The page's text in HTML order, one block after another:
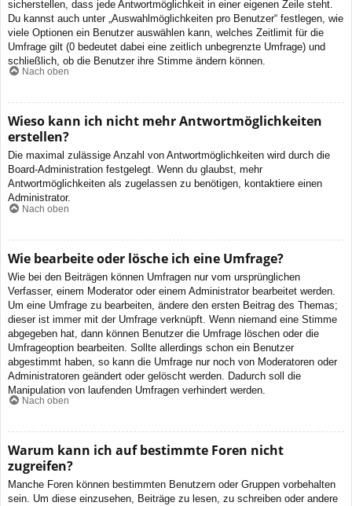
sicherstellen, dass jede Antwortmöglichkeit in einer eigenen Zeile steht.
Du kannst auch unter „Auswahlmöglichkeiten pro Benutzer“ festlegen, wie
viele Optionen ein Benutzer auswählen kann, welches Zeitlimit für die
Umfrage gilt (0 bedeutet dabei eine zeitlich unbegrenzte Umfrage) und
schließlich, ob die Benutzer ihre Stimme ändern können.
Nach oben
Wieso kann ich nicht mehr Antwortmöglichkeiten
erstellen?
Die maximal zulässige Anzahl von Antwortmöglichkeiten wird durch die
Board-Administration festgelegt. Wenn du glaubst, mehr
Antwortmöglichkeiten als zugelassen zu benötigen, kontaktiere einen
Administrator.
Nach oben
Wie bearbeite oder lösche ich eine Umfrage?
Wie bei den Beiträgen können Umfragen nur vom ursprünglichen
Verfasser, einem Moderator oder einem Administrator bearbeitet werden.
Um eine Umfrage zu bearbeiten, ändere den ersten Beitrag des Themas;
dieser ist immer mit der Umfrage verknüpft. Wenn niemand eine Stimme
abgegeben hat, dann können Benutzer die Umfrage löschen oder die
Umfrageoption bearbeiten. Sollte allerdings schon ein Benutzer
abgestimmt haben, so kann die Umfrage nur noch von Moderatoren oder
Administratoren geändert oder gelöscht werden. Dadurch soll die
Manipulation von laufenden Umfragen verhindert werden.
Nach oben
Warum kann ich auf bestimmte Foren nicht
zugreifen?
Manche Foren können bestimmten Benutzern oder Gruppen vorbehalten
sein. Um diese einzusehen, Beiträge zu lesen, zu schreiben oder andere